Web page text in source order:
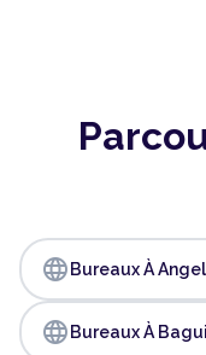
language Bureaux À
language Bureaux À